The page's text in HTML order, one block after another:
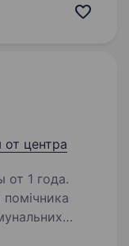
приватних
от центра
от 1 года.